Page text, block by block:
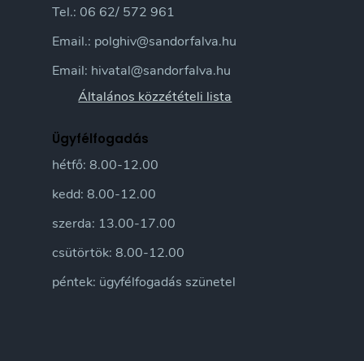
Tel.: 06 62/ 572 961
Email.: polghiv@sandorfalva.hu
Email: hivatal@sandorfalva.hu
Általános közzétételi lista
Ügyfélfogadás
hétfő: 8.00-12.00
kedd: 8.00-12.00
szerda: 13.00-17.00
csütörtök: 8.00-12.00
péntek: ügyfélfogadás szünetel